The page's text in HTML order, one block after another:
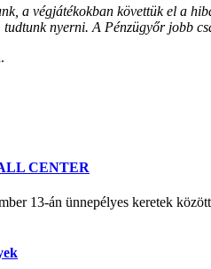
a végjátékokban követtük el a
nyerni. A Pénzügyőr jobb
CENTER
13-án ünnepélyes keretek